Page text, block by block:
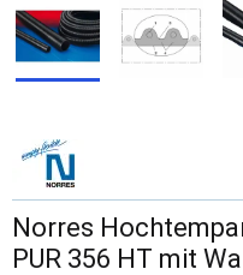
Norres
PUR 356 HT mit